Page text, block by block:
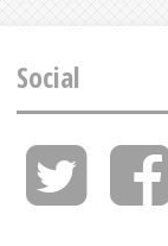
Social
Twitter